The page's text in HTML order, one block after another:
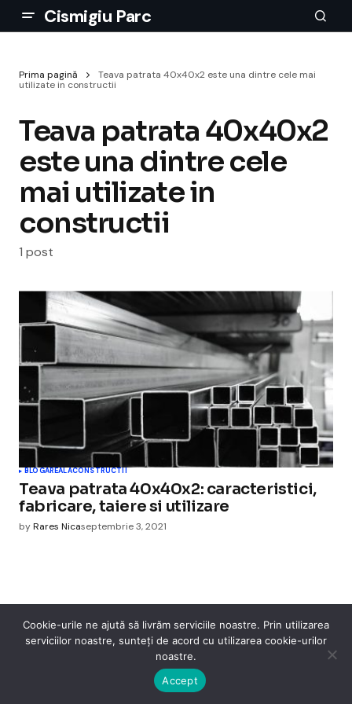
Cismigiu Parc
Prima pagină
Teava patrata 40x40x2 este una dintre cele mai
utilizate in constructii
Teava patrata 40x40x2
este una dintre cele
mai utilizate in
constructii
1 post
BLOGAREALACONSTRUCTII
Teava patrata 40x40x2: caracteristici,
fabricare, taiere si utilizare
byRares Nicaseptembrie 3, 2021
Cismigiu Parc
© 2024 CismigiuParc. All Rights Reserved.
ModaSarbatoriTelefoane
Cookie-urile ne ajută să livrăm serviciile noastre. Prin utilizarea
serviciilor noastre, sunteți de acord cu utilizarea cookie-urilor
noastre.
Accept